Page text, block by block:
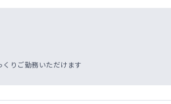
りご勤務いただけます